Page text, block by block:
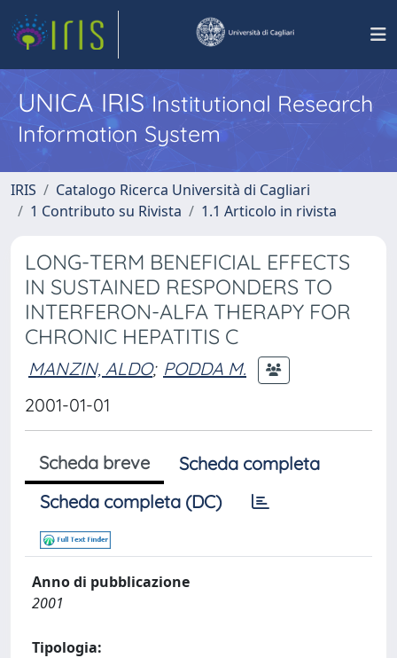
UNICA IRISInstitutional Research
Information System
IRIS
Catalogo Ricerca Università di Cagliari
1 Contributo su Rivista
1.1 Articolo in rivista
LONG-TERM BENEFICIAL EFFECTS
IN SUSTAINED RESPONDERS TO
INTERFERON-ALFA THERAPY FOR
CHRONIC HEPATITIS C
MANZIN, ALDO; PODDA M.
2001-01-01
Scheda breve
Scheda completa
Scheda completa (DC)
Anno di pubblicazione
2001
Tipologia: